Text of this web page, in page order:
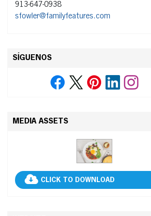
913-647-0938
sfowler@familyfeatures.com
SÍGUENOS
MEDIA ASSETS
CLICK TO DOWNLOAD